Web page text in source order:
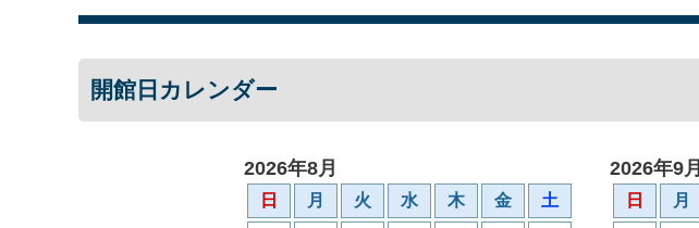
開館日カレンダー
2026年8月
日 月 火 水 木 金 土
2026年9月
日 月